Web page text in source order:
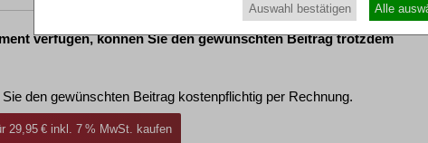
verfügen, können Sie den gewünschten Beitrag trotzdem
den gewünschten Beitrag kostenpflichtig per Rechnung.
29,95 € inkl. 7 % MwSt. kaufen
Auswahl bestätigen Alle